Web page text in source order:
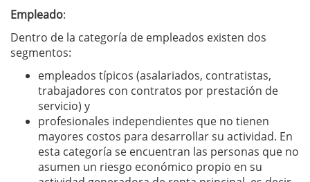
Empleado:
Dentro de la categoría de empleados existen dos
segmentos:
empleados típicos (asalariados, contratistas,
trabajadores con contratos por prestación de
servicio) y
profesionales independientes que no tienen
mayores costos para desarrollar su actividad. En
esta categoría se encuentran las personas que no
asumen un riesgo económico propio en su